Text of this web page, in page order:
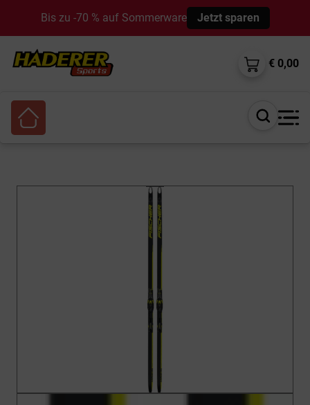
Bis zu -70 % auf Sommerware Jetzt sparen
€ 0,00
Suche